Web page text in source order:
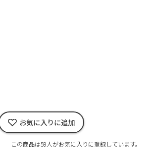
お気に入りに追加
この商品は59人がお気に入りに登録しています。